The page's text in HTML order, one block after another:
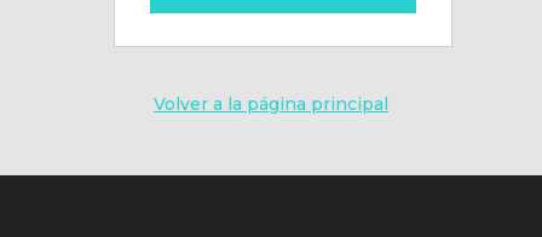
Volver a la página principal